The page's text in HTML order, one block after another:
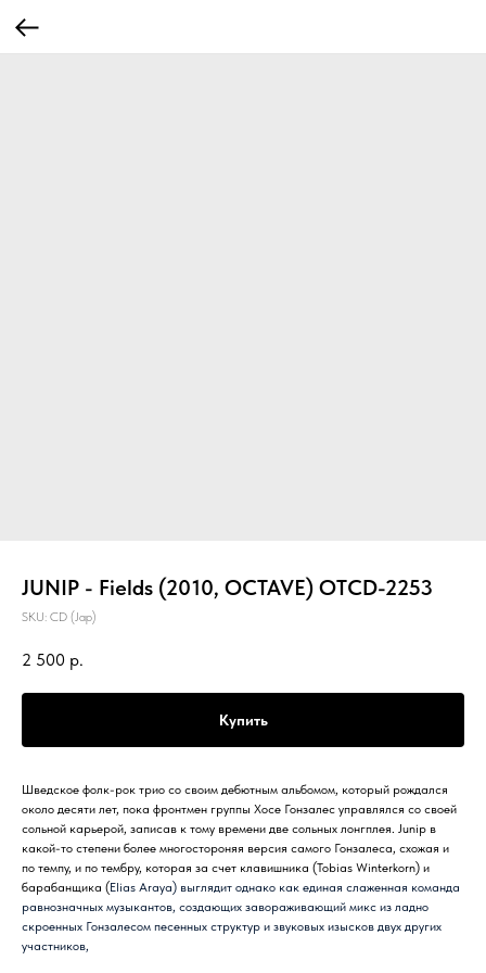
JUNIP - Fields (2010, OCTAVE) OTCD-2253
SKU: CD (Jap)
2 500 р.
Купить
Шведское фолк-рок трио со своим дебютным альбомом, который рождался
около десяти лет, пока фронтмен группы Хосе Гонзалес управлялся со своей
сольной карьерой, записав к тому времени две сольных лонгплея. Junip в
какой-то степени более многостороняя версия самого Гонзалеса, схожая и
по темпу, и по тембру, которая за счет клавишника (Tobias Winterkorn) и
барабанщика (Elias Araya) выглядит однако как единая слаженная команда
равнозначных музыкантов, создающих завораживающий микс из ладно
скроенных Гонзалесом песенных структур и звуковых изысков двух других
участников,